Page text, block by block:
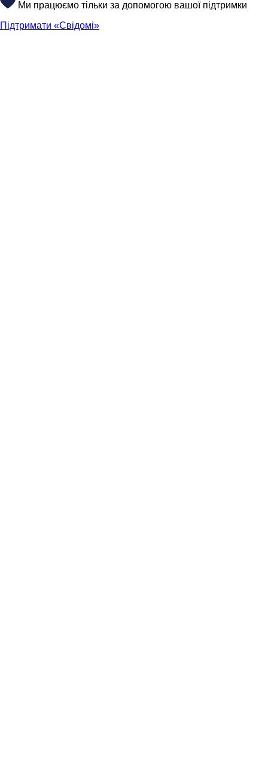
Ми працюємо тільки за допомогою вашої підтримки
Підтримати «Свідомі»